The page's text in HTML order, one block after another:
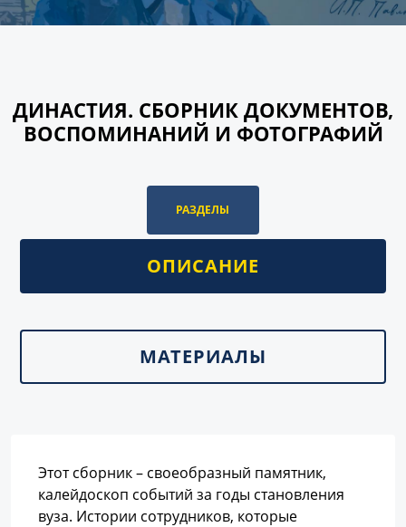
ДИНАСТИЯ. СБОРНИК ДОКУМЕНТОВ,
ВОСПОМИНАНИЙ И ФОТОГРАФИЙ
РАЗДЕЛЫ
ОПИСАНИЕ
МАТЕРИАЛЫ
Этот сборник – своеобразный памятник,
калейдоскоп событий за годы становления
вуза. Истории сотрудников, которые